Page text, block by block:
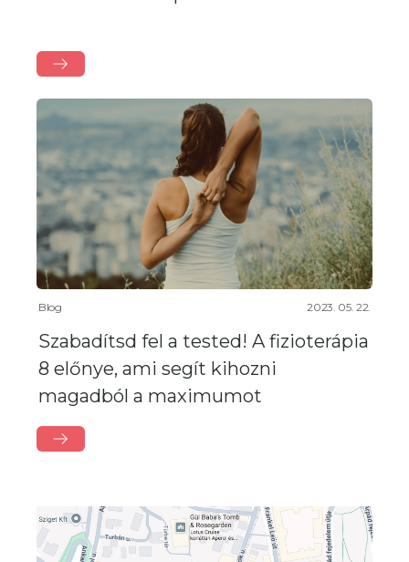
Blog 2023. 05. 22.
Szabadítsd fel a tested! A fizioterápia
8 előnye, ami segít kihozni
magadból a maximumot